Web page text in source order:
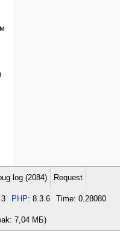
log (2084) Request
PHP: 8.3.6 Time: 0.28080
7,04 МБ)